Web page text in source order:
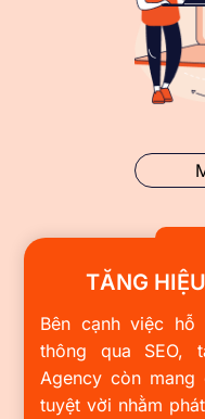
TĂNG
Bên cạnh việc
thông qua SEO,
Agency còn
tuyệt vời nhằm